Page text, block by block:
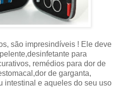
são impresindíveis ! Ele deve
para
remédios para dor de
de garganta,
intestinal e aqueles do seu uso